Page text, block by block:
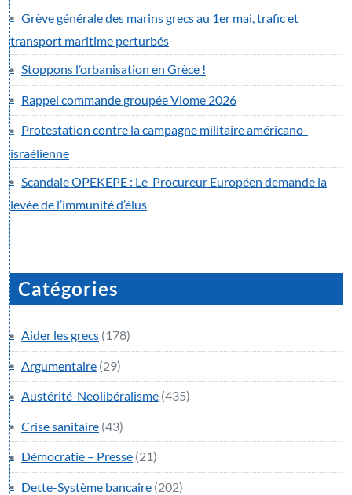
Grève générale des marins grecs au 1er mai, trafic et
transport maritime perturbés
Stoppons l’orbanisation en Grèce !
Rappel commande groupée Viome 2026
Protestation contre la campagne militaire américano-
israélienne
Scandale OPEKEPE : Le Procureur Européen demande la
levée de l’immunité d’élus
Catégories
Aider les grecs (178)
Argumentaire (29)
Austérité-Neolibéralisme (435)
Crise sanitaire (43)
Démocratie – Presse (21)
Dette-Système bancaire (202)